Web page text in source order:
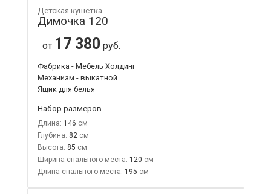
Детская кушетка
Димочка 120
от 17 380 руб.
Фабрика - Мебель Холдинг
Механизм - выкатной
Ящик для белья
Набор размеров
Длина: 146
Глубина: 82
Высота: 85
Ширина спального места: 120
Длина спального места: 195